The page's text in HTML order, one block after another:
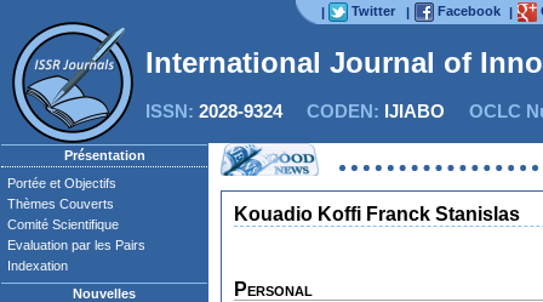
| Twitter | Facebook |
International Journal of
ISSN: 2028-9324CODEN: IJIABO OCLC
Présentation
Portée et Objectifs
Thèmes Couverts
Comité Scientifique
Evaluation par les Pairs
Indexation
Nouvelles
Kouadio Koffi Franck Stanislas
Personal